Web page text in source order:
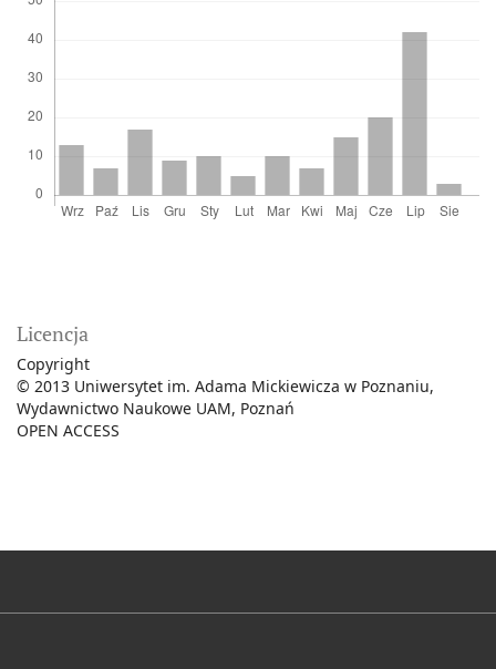
Licencja
Copyright
© 2013 Uniwersytet im. Adama Mickiewicza w Poznaniu,
Wydawnictwo Naukowe UAM, Poznań
OPEN ACCESS